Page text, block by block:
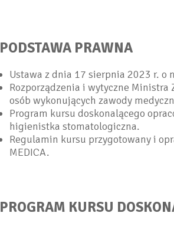
PODSTAWA PRAWNA
Ustawa z dnia 17 sierpnia 2023 r. o
Rozporządzenia i wytyczne
osób wykonujących zawody
Program kursu doskonalącego
higienistka stomatologiczna.
Regulamin kursu przygotowany i
MEDICA.
PROGRAM KURSU